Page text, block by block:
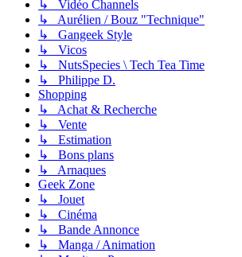
↳ Vidéo Channels
↳ Aurélien / Bouz "Technique"
↳ Gangeek Style
↳ Vicos
↳ NutsSpecies \ Tech Tea Time
↳ Philippe D.
Shopping
↳ Achat & Recherche
↳ Vente
↳ Estimation
↳ Bons plans
↳ Arnaques
Geek Zone
↳ Jouet
↳ Cinéma
↳ Bande Annonce
↳ Manga / Animation